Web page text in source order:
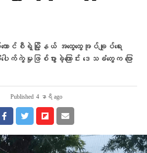
ာင်စီရဲ့မြို့နယ် အထွေထွေအုပ်ချုပ်ရေး
ေါက်ကွဲမှုဖြစ်ပွားခဲ့ကြောင်း ဒေသခံတွေက ပြော
Published 4 နာရီ ago